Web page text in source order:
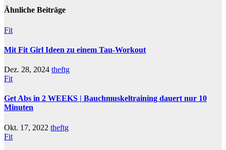
Ähnliche Beiträge
Fit
Mit Fit Girl Ideen zu einem Tau-Workout
Dez. 28, 2024 theftg
Fit
Get Abs in 2 WEEKS | Bauchmuskeltraining dauert nur 10
Minuten
Okt. 17, 2022 theftg
Fit